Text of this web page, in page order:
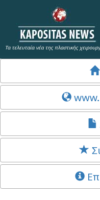
Τα τελευταία νέα της πλαστικής